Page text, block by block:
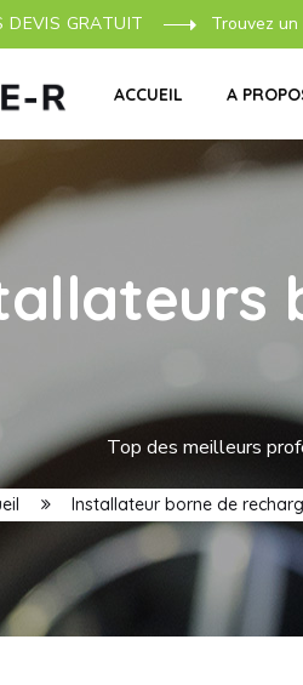
DEVIS GRATUIT Trouvez un
ACCUEIL A
Top des meilleurs
Installateur borne de